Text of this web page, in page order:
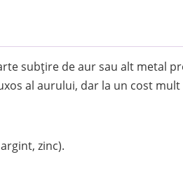
subțire de aur sau alt metal
al aurului, dar la un cost
zinc).